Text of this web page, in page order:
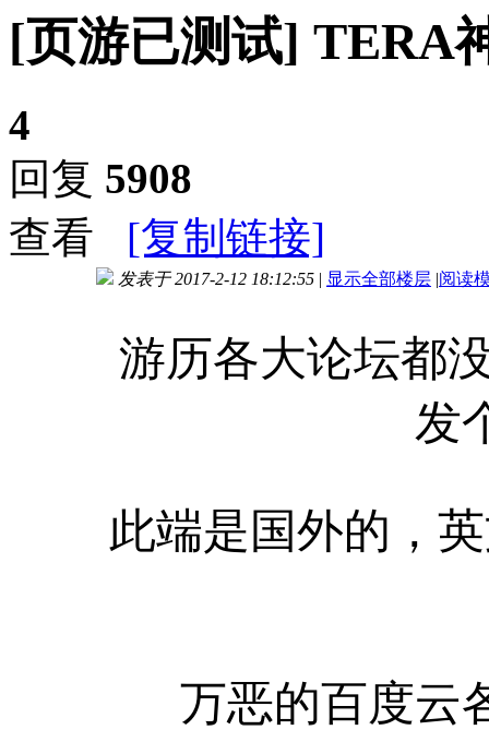
[页游已测试] TERA
4
回复 5908
查看
[复制链接]
发表于 2017-2-12 18:12:55 | 显示全部楼层 |阅读
游历各大论坛都
发
此端是国外的，
万恶的百度云